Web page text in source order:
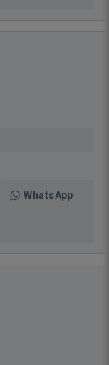
WhatsApp